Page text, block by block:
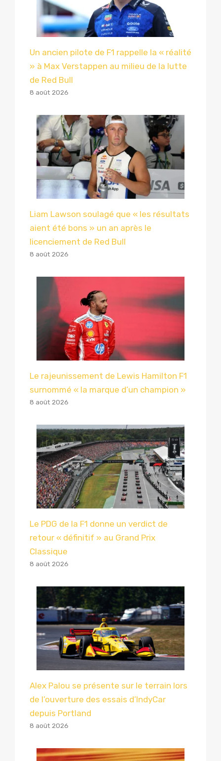
Un ancien pilote de F1 rappelle la « réalité
» à Max Verstappen au milieu de la lutte
de Red Bull
8 août 2026
Liam Lawson soulagé que « les résultats
aient été bons » un an après le
licenciement de Red Bull
8 août 2026
Le rajeunissement de Lewis Hamilton F1
surnommé « la marque d’un champion »
8 août 2026
Le PDG de la F1 donne un verdict de
retour « définitif » au Grand Prix
Classique
8 août 2026
Alex Palou se présente sur le terrain lors
de l’ouverture des essais d’IndyCar
depuis Portland
8 août 2026